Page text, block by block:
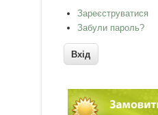
Зареєструватися
Забули пароль?